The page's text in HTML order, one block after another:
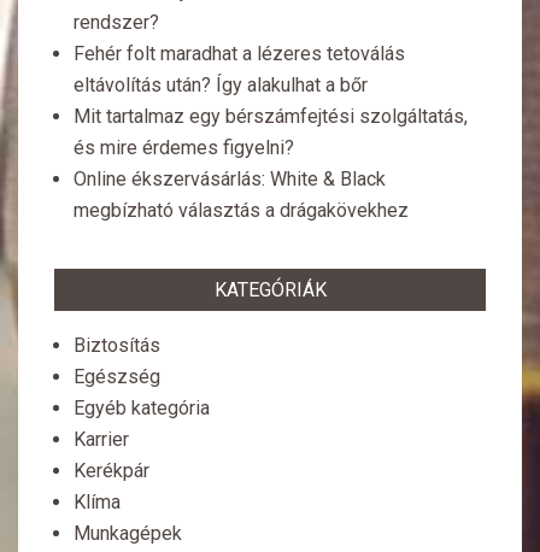
rendszer?
Fehér folt maradhat a lézeres tetoválás
eltávolítás után? Így alakulhat a bőr
Mit tartalmaz egy bérszámfejtési szolgáltatás,
és mire érdemes figyelni?
Online ékszervásárlás: White & Black
megbízható választás a drágakövekhez
KATEGÓRIÁK
Biztosítás
Egészség
Egyéb kategória
Karrier
Kerékpár
Klíma
Munkagépek